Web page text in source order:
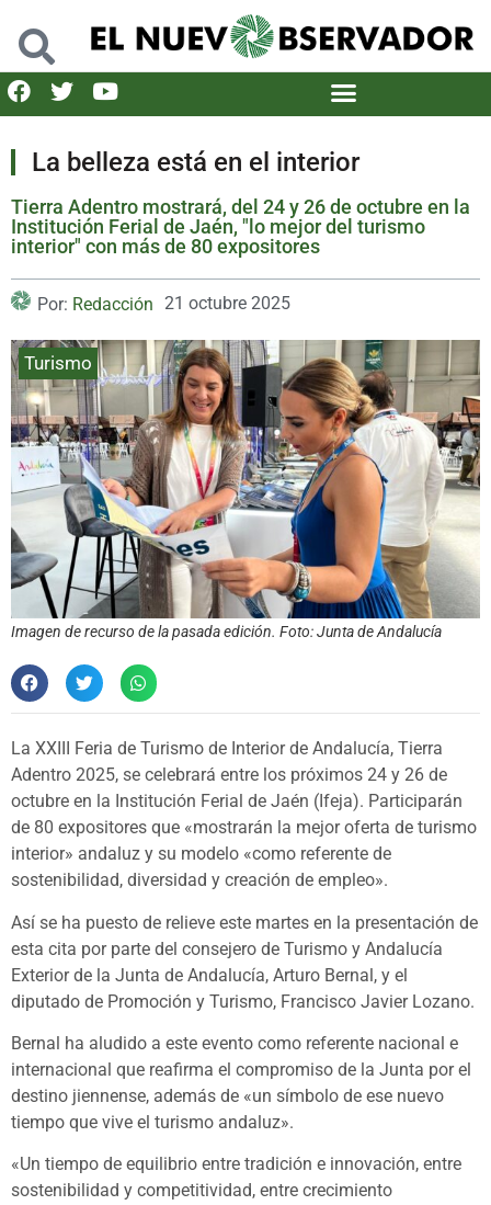
La belleza está en el interior
Tierra Adentro mostrará, del 24 y 26 de octubre en la
Institución Ferial de Jaén, "lo mejor del turismo
interior" con más de 80 expositores
Por: Redacción 21 octubre 2025
Turismo
Imagen de recurso de la pasada edición. Foto: Junta de Andalucía
La XXIII Feria de Turismo de Interior de Andalucía, Tierra
Adentro 2025, se celebrará entre los próximos 24 y 26 de
octubre en la Institución Ferial de Jaén (Ifeja). Participarán
de 80 expositores que «mostrarán la mejor oferta de turismo
interior» andaluz y su modelo «como referente de
sostenibilidad, diversidad y creación de empleo».
Así se ha puesto de relieve este martes en la presentación de
esta cita por parte del consejero de Turismo y Andalucía
Exterior de la Junta de Andalucía, Arturo Bernal, y el
diputado de Promoción y Turismo, Francisco Javier Lozano.
Bernal ha aludido a este evento como referente nacional e
internacional que reafirma el compromiso de la Junta por el
destino jiennense, además de «un símbolo de ese nuevo
tiempo que vive el turismo andaluz».
«Un tiempo de equilibrio entre tradición e innovación, entre
sostenibilidad y competitividad, entre crecimiento